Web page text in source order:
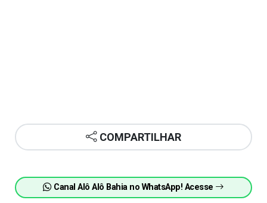
COMPARTILHAR
Canal Alô Alô Bahia no WhatsApp! Acesse